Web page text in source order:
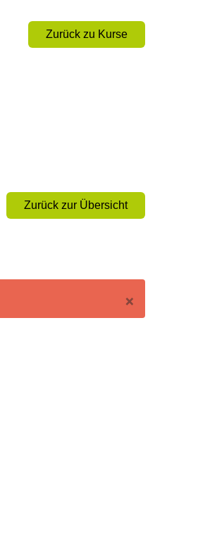
Zurück zu Kurse
Zurück zur Übersicht
×